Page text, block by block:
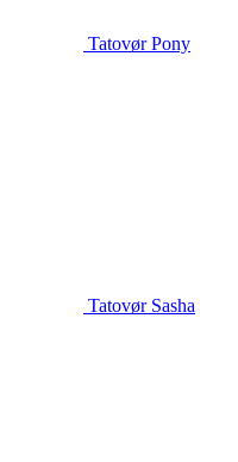
Tatovør Pony
Tatovør Sasha